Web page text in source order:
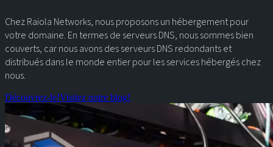
Chez Raiola Networks, nous proposons un hébergement pour
votre domaine. En termes de serveurs DNS, nous sommes bien
couverts, car nous avons des serveurs DNS redondants et
distribués dans le monde entier pour les services hébergés chez
nous.
Découvrez-le!Visitez notre blog!